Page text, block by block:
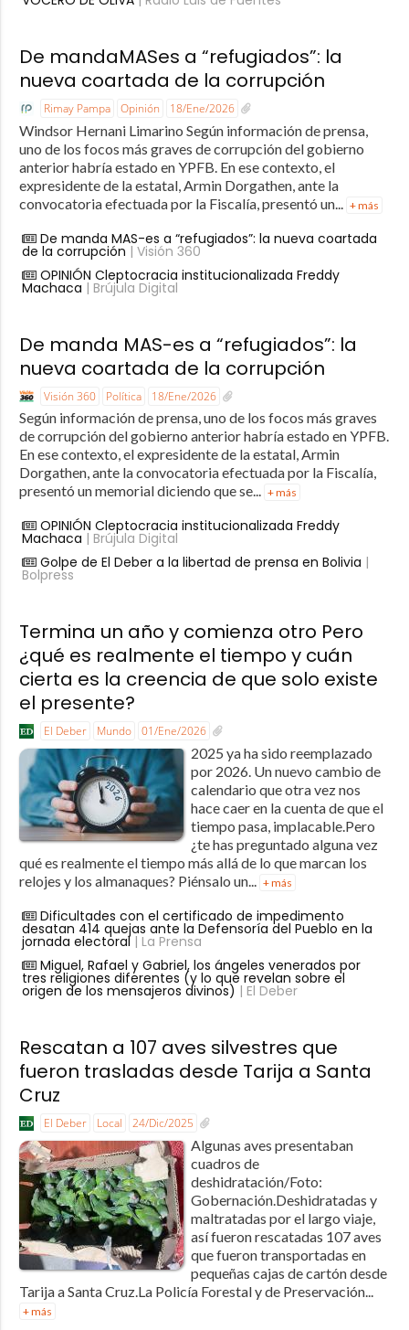
De mandaMASes a “refugiados”: la
nueva coartada de la corrupción
Rimay Pampa Opinión 18/Ene/2026
Windsor Hernani Limarino Según información de prensa,
uno de los focos más graves de corrupción del gobierno
anterior habría estado en YPFB. En ese contexto, el
expresidente de la estatal, Armin Dorgathen, ante la
convocatoria efectuada por la Fiscalía, presentó un...
+ más
De manda MAS-es a “refugiados”: la nueva coartada
de la corrupción | Visión 360
OPINIÓN Cleptocracia institucionalizada Freddy
Machaca | Brújula Digital
De manda MAS-es a “refugiados”: la
nueva coartada de la corrupción
Visión 360 Política 18/Ene/2026
Según información de prensa, uno de los focos más graves
de corrupción del gobierno anterior habría estado en YPFB.
En ese contexto, el expresidente de la estatal, Armin
Dorgathen, ante la convocatoria efectuada por la Fiscalía,
presentó un memorial diciendo que se... + más
OPINIÓN Cleptocracia institucionalizada Freddy
Machaca | Brújula Digital
Golpe de El Deber a la libertad de prensa en Bolivia |
Bolpress
Termina un año y comienza otro Pero
¿qué es realmente el tiempo y cuán
cierta es la creencia de que solo existe
el presente?
El Deber Mundo 01/Ene/2026
2025 ya ha sido reemplazado
por 2026. Un nuevo cambio de
calendario que otra vez nos
hace caer en la cuenta de que el
tiempo pasa, implacable.Pero
¿te has preguntado alguna vez
qué es realmente el tiempo más allá de lo que marcan los
relojes y los almanaques? Piénsalo un... + más
Dificultades con el certificado de impedimento
desatan 414 quejas ante la Defensoría del Pueblo en la
jornada electoral| La Prensa
Miguel, Rafael y Gabriel, los ángeles venerados por
tres religiones diferentes (y lo que revelan sobre el
origen de los mensajeros divinos) | El Deber
Rescatan a 107 aves silvestres que
fueron trasladas desde Tarija a Santa
Cruz
El Deber Local 24/Dic/2025
Algunas aves presentaban
cuadros de
deshidratación/Foto:
Gobernación.Deshidratadas y
maltratadas por el largo viaje,
así fueron rescatadas 107 aves
que fueron transportadas en
pequeñas cajas de cartón desde
Tarija a Santa Cruz.La Policía Forestal y de Preservación...
+ más